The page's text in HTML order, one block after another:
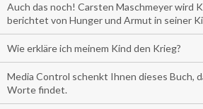
Auch das noch! Carsten Maschmeyer wird
berichtet von Hunger und Armut in seiner
Wie erkläre ich meinem Kind den Krieg?
Media Control schenkt Ihnen dieses Buch,
Worte findet.